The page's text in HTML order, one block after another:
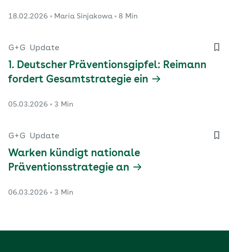
18.02.2026 Maria Sinjakowa 8 Min
G+G Update
1. Deutscher Präventionsgipfel: Reimann
fordert Gesamtstrategie ein
05.03.2026 3 Min
G+G Update
Warken kündigt nationale
Präventionsstrategie an
06.03.2026 3 Min